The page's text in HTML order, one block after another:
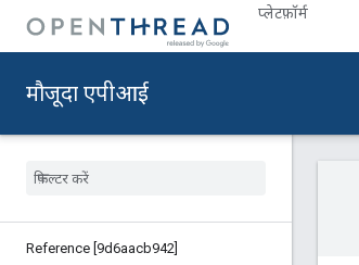
प्‍लेटफ़ॉर्म
मौजूदा एपीआई
Reference [9d6aacb942]